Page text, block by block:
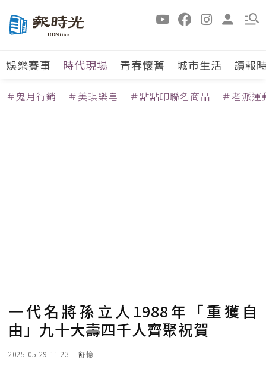
娛樂賽事 時代現場 青春懷舊 城市生活 讀報
＃鬼月行銷 ＃美琪樂皂 ＃點點印聯名商品 ＃老派運
一代名將孫立人1988年「重獲自
由」九十大壽四千人齊聚祝賀
2025-05-29 11:23 舒憶